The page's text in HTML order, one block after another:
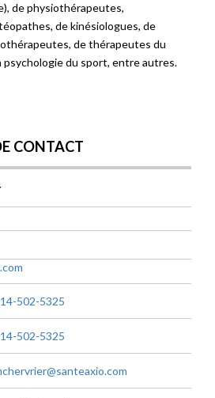
de physiothérapeutes,
de kinésiologues, de
de thérapeutes du
du sport, entre autres.
CONTACT
502-5325
502-5325